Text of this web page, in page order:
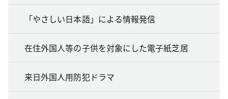
「やさしい日本語」による情報発信
在住外国人等の子供を対象にした電子紙芝居
来日外国人用防犯ドラマ